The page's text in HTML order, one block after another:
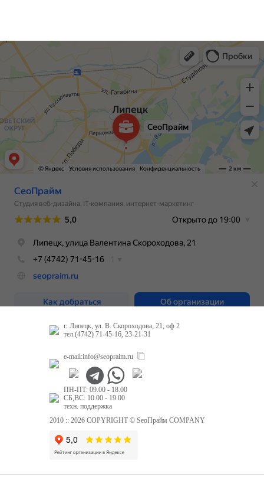
г. Липецк, ул. В. Скороходова, 21, оф 2
тел.(4742) 71-45-16, 23-21-31
e-mail:info@seopraim.ru
ПН-ПТ: 09.00 - 18.00
СБ,ВС: 10.00 - 19.00
техн. поддержка
2010 :: 2026 COPYRIGHT © SeoПрайм COMPANY